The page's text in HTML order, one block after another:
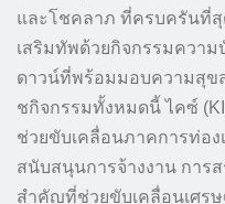
และโชคลาภ ที่ครบครันที่สุ
เสริมทัพด้วยกิจกรรมควา
ดาวน์ที่พร้อมมอบความสุข
ชกิจกรรมทั้งหมดนี้ ไคซ์
ช่วยขับเคลื่อนภาคการท่อง
สนับสนุนการจ้างงาน การ
สำคัญที่ช่วยขับเคลื่อนเศร